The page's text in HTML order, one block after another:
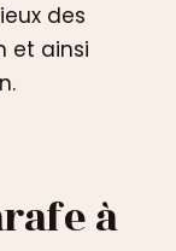
des
et ainsi
à